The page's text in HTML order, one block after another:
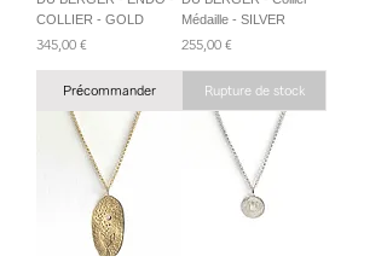
COLLIER - GOLD
Prix
345,00 €
Précommander
Médaille - SILVER
Prix
255,00 €
Rupture de stock